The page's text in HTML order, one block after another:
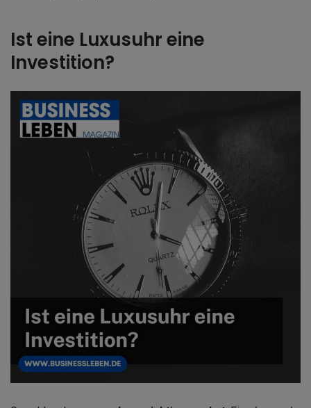
Ist eine Luxusuhr eine
Investition?